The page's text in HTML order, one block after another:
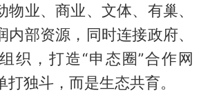
物业、商业、文体、有巢、
内部资源，同时连接政府、
织，打造“申态圈”合作网
独斗，而是生态共育。